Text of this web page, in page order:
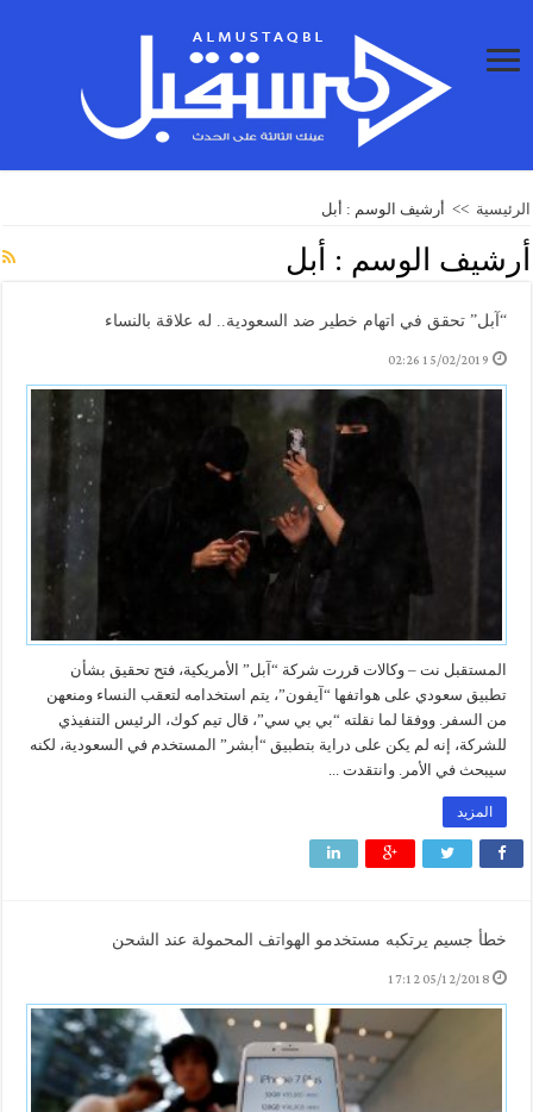
الرئيسية >> أرشيف الوسم : أبل
أرشيف الوسم : أبل
“آبل” تحقق في اتهام خطير ضد السعودية.. له علاقة بالنساء
15/02/2019 02:26
المستقبل نت – وكالات قررت شركة “آبل” الأمريكية، فتح تحقيق بشأن
تطبيق سعودي على هواتفها “آيفون”، يتم استخدامه لتعقب النساء ومنعهن
من السفر. ووفقا لما نقلته “بي بي سي”، قال تيم كوك، الرئيس التنفيذي
للشركة، إنه لم يكن على دراية بتطبيق “أبشر” المستخدم في السعودية، لكنه
سيبحث في الأمر. وانتقدت ...
المزيد
خطأ جسيم يرتكبه مستخدمو الهواتف المحمولة عند الشحن
05/12/2018 17:12